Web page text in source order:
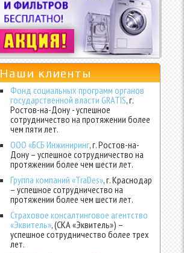
Наши клиенты
Фонд социальных программ органов
государственной власти GRATIS, г.
Ростов-на-Дону - успешное
сотрудничество на протяжении более
чем пяти лет.
ООО «БСБ Инжиниринг, г. Ростов-на-
Дону – успешное сотрудничество на
протяжении более чем шести лет.
Группа компаний «TraDes», г. Краснодар
– успешное сотрудничество на
протяжении более чем шести лет.
Страховое консалтинговое агентство
«Эквитель», (СКА «Эквитель») –
успешное сотрудничество более трех
лет.